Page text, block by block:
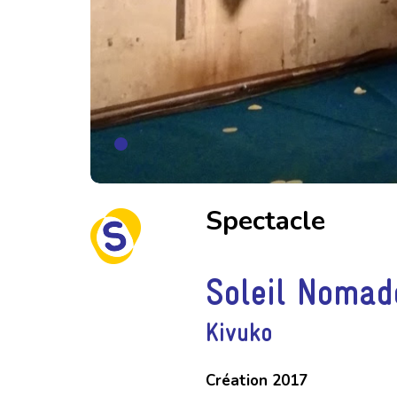
Spectacle
Soleil
Kivuko
Création 2017